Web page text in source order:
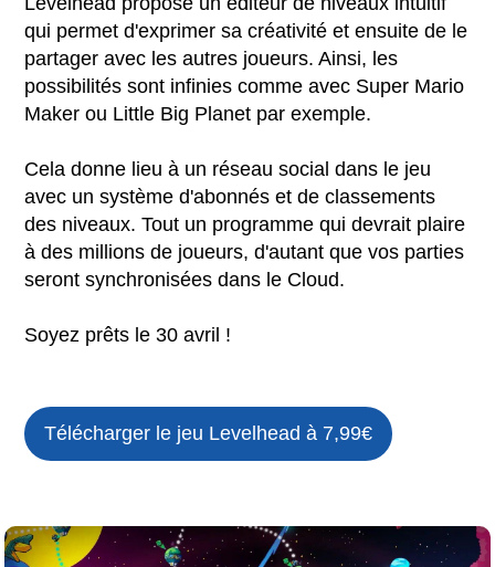
qui permet d'exprimer sa créativité et ensuite de le
partager avec les autres joueurs. Ainsi, les
possibilités sont infinies comme avec Super Mario
Maker ou Little Big Planet par exemple.
Cela donne lieu à un réseau social dans le jeu
avec un système d'abonnés et de classements
des niveaux. Tout un programme qui devrait plaire
à des millions de joueurs, d'autant que vos parties
seront synchronisées dans le Cloud.
Soyez prêts le 30 avril !
Télécharger le jeu Levelhead à 7,99€